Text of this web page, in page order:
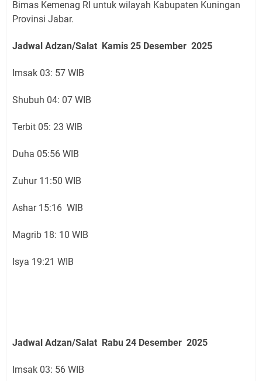
Bimas Kemenag RI untuk wilayah Kabupaten Kuningan
Provinsi Jabar.
Jadwal Adzan/Salat Kamis 25 Desember 2025
Imsak 03: 57 WIB
Shubuh 04: 07 WIB
Terbit 05: 23 WIB
Duha 05:56 WIB
Zuhur 11:50 WIB
Ashar 15:16 WIB
Magrib 18: 10 WIB
Isya 19:21 WIB
Jadwal Adzan/Salat Rabu 24 Desember 2025
Imsak 03: 56 WIB